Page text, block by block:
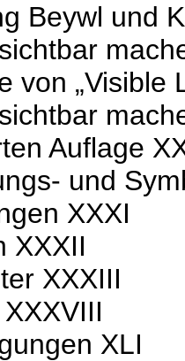
Beywl und
von „Visible
Auflage
und
XXXI
XXXII
XXXIII
XLI